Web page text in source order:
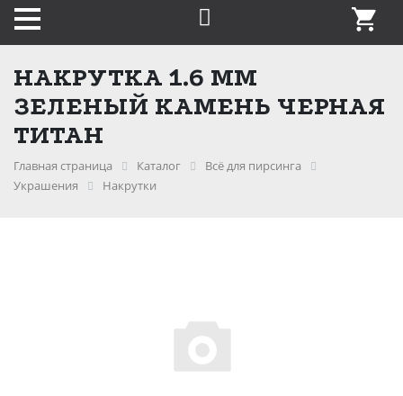
НАКРУТКА 1.6 ММ
ЗЕЛЕНЫЙ КАМЕНЬ ЧЕРНАЯ
ТИТАН
Главная страница Каталог
Всё для пирсинга
Украшения
Накрутки